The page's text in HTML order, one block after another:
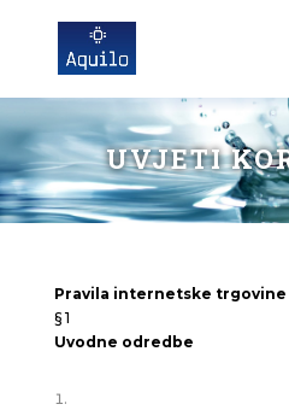
UVJETI
Pravila internetske trgovine
§ 1
Uvodne odredbe